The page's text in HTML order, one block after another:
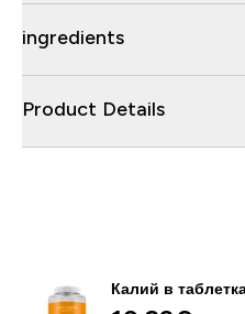
ingredients
Product Details
Калий в